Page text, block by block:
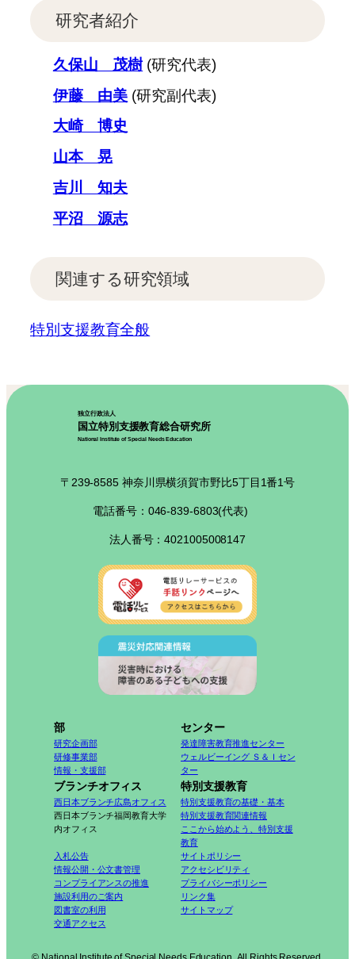
研究者紹介
久保山 茂樹 (研究代表)
伊藤 由美 (研究副代表)
大崎 博史
山本 晃
吉川 知夫
平沼 源志
関連する研究領域
特別支援教育全般
独立行政法人
国立特別支援教育総合研究所
National Institute of Special Needs Education
〒239-8585 神奈川県横須賀市野比5丁目1番1号
電話番号：046-839-6803(代表)
法人番号：4021005008147
部
研究企画部
研修事業部
情報・支援部
センター
発達障害教育推進センター
ウェルビーイング Ｓ＆Ｉセン
ター
ブランチオフィス
西日本ブランチ広島オフィス
西日本ブランチ福岡教育大学
内オフィス
特別支援教育
特別支援教育の基礎・基本
特別支援教育関連情報
ここから始めよう、特別支援
教育
入札公告
情報公開・公文書管理
コンプライアンスの推進
施設利用のご案内
図書室の利用
交通アクセス
サイトポリシー
アクセシビリティ
プライバシーポリシー
リンク集
サイトマップ